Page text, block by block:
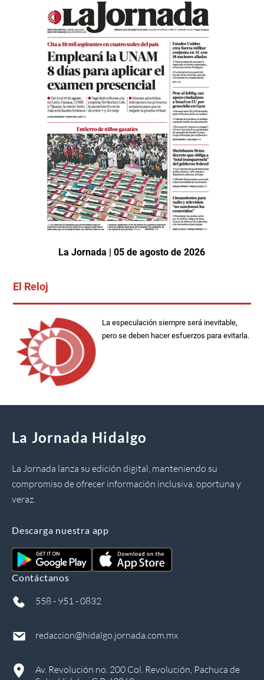
La Jornada | 05 de agosto de 2026
El Reloj
La especulación siempre será inevitable,
pero se deben hacer esfuerzos para evitarla.
La Jornada Hidalgo
La Jornada lanza su edición digital, manteniendo su
compromiso de ofrecer información inclusiva, oportuna y
veraz.
Descarga nuestra app
Contáctanos
558 - 951 - 0832
redaccion@hidalgo.jornada.com.mx
Av. Revolución no. 200 Col. Revolución, Pachuca de